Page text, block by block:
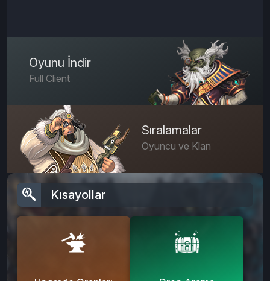
Oyunu İndir
Full Client
Sıralamalar
Oyuncu ve Klan
Kısayollar